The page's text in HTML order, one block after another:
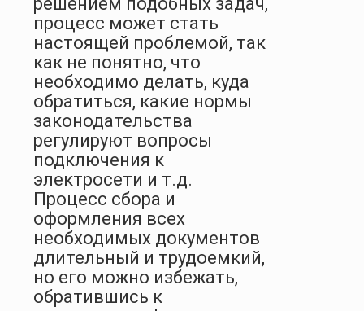
процесс может стать
настоящей проблемой, так
как не понятно, что
необходимо делать, куда
обратиться, какие нормы
законодательства
регулируют вопросы
подключения к
электросети и т.д.
Процесс сбора и
оформления всех
необходимых документов
длительный и трудоемкий,
но его можно избежать,
обратившись к